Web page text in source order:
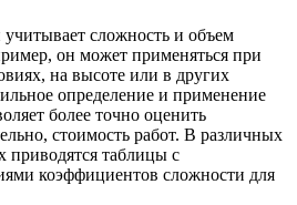
сложность и объем
он может применяться при
на высоте или в других
определение и применение
более точно оценить
стоимость работ. В различных
приводятся таблицы с
коэффициентов сложности для